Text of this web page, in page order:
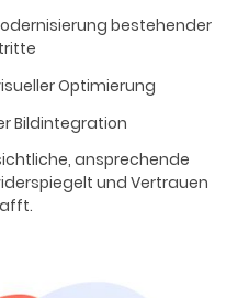
bestehender
Optimierung
Bildintegration
ansprechende
und Vertrauen